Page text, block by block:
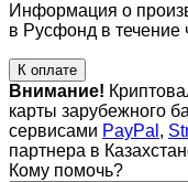
Информация о
в Русфонд в течение
К оплате
Внимание!
карты зарубежного
сервисами PayPal ,
партнера в
Кому помочь?